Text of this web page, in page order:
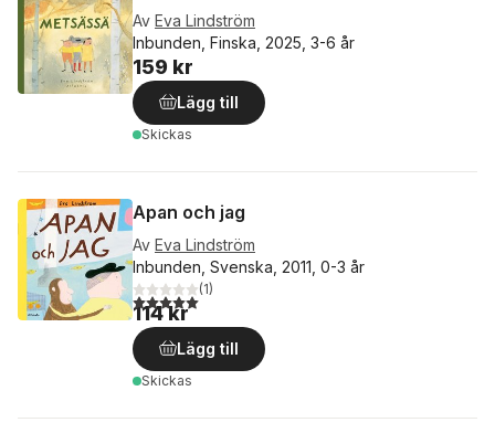
Av Eva Lindström
Inbunden, Finska, 2025, 3-6 år
159 kr
Lägg till
Skickas
Apan och jag
Av Eva Lindström
Inbunden, Svenska, 2011, 0-3 år
5,0utav 5 stjärnor. Totalt antal röster:
(1)
114 kr
Lägg till
Skickas